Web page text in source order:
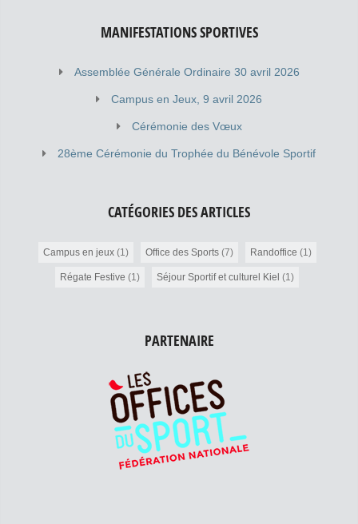
MANIFESTATIONS SPORTIVES
Assemblée Générale Ordinaire 30 avril 2026
Campus en Jeux, 9 avril 2026
Cérémonie des Vœux
28ème Cérémonie du Trophée du Bénévole Sportif
CATÉGORIES DES ARTICLES
Campus en jeux(1) Office des Sports(7) Randoffice (1)
Régate Festive (1) Séjour Sportif et culturel Kiel (1)
PARTENAIRE